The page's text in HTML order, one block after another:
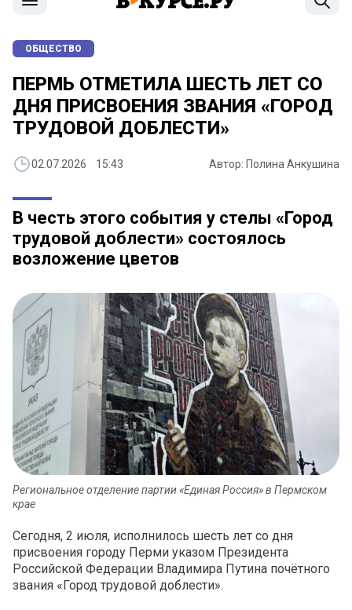
ОБЩЕСТВО
ПЕРМЬ ОТМЕТИЛА ШЕСТЬ ЛЕТ СО
ДНЯ ПРИСВОЕНИЯ ЗВАНИЯ «ГОРОД
ТРУДОВОЙ ДОБЛЕСТИ»
02.07.2026 15:43 Автор: Полина Анкушина
В честь этого события у стелы «Город
трудовой доблести» состоялось
возложение цветов
Региональное отделение партии «Единая Россия» в Пермском
крае
Сегодня, 2 июля, исполнилось шесть лет со дня
присвоения городу Перми указом Президента
Российской Федерации Владимира Путина почётного
звания «Город трудовой доблести».